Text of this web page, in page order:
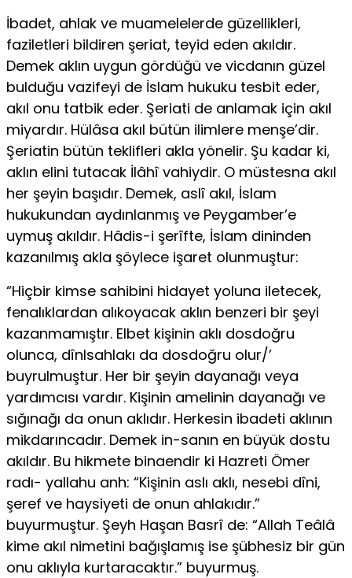
İbadet, ahlak ve muamelelerde güzellikleri,
fazilet­leri bildiren şeriat, teyid eden akıldır.
Demek aklın uygun gördüğü ve vic­danın güzel
bulduğu vazifeyi de İslam hukuku tesbit eder,
akıl onu tatbik eder. Şeriati de anlamak için akıl
miyardır. Hülâsa akıl bütün ilimlere menşe’dir.
Şeriatin bütün teklifleri akla yönelir. Şu kadar ki,
aklın elini tu­tacak İlâhî vahiydir. O müstesna akıl
her şeyin başıdır. Demek, aslî akıl, İslam
hukukundan aydınlanmış ve Peygamber’e
uymuş akıldır. Hâdis-i şerîfte, İslam dininden
kazanılmış akla şöylece işaret olunmuştur:
“Hiçbir kimse sahibini hidayet yoluna iletecek,
fenalıklardan alıko­yacak aklın benzeri bir şeyi
kazanmamıştır. Elbet kişinin aklı dos­doğru
olunca, dînlsahlakı da dosdoğru olur/’
buyrulmuştur. Her bir şeyin dayanağı veya
yardımcısı vardır. Kişinin amelinin dayanağı ve
sı­ğınağı da onun aklıdır. Herkesin ibadeti aklının
mikdarıncadır. Demek in-sanın en büyük dostu
akıldır. Bu hikmete binaendir ki Hazreti Ömer
radı- yallahu anh: “Kişinin aslı aklı, nesebi dîni,
şeref ve haysiyeti de onun ah­lakıdır.”
buyurmuştur. Şeyh Haşan Basrî de: “Allah Teâlâ
kime akıl nimetini bağışlamış ise şübhesiz bir gün
onu aklıyla kurtaracaktır.” buyurmuş.